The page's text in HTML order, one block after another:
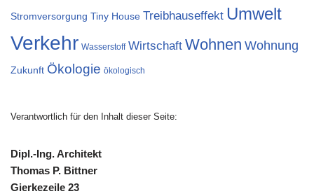
Stromversorgung Tiny House Treibhauseffekt Umwelt
Verkehr Wasserstoff Wirtschaft Wohnen Wohnung
Zukunft Ökologie ökologisch
Verantwortlich für den Inhalt dieser Seite:
Dipl.-Ing. Architekt
Thomas P. Bittner
Gierkezeile 23